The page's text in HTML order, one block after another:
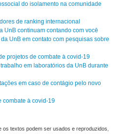
do isolamento na comunidade
de ranking internacional
UnB continuam contando com você
UnB em contato com pesquisas sobre
projetos de combate à covid-19
em laboratórios da UnB durante
em caso de contágio pelo novo
combate à covid-19
os textos podem ser usados e reproduzidos,